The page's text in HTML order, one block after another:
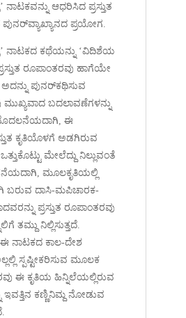
ನಾಟಕವನ್ನು ಆಧರಿಸಿದ ಪ್ರಸ್ತುತ
ಪ್ರಯೋಗ.
ನಾಟಕದ ಕಥೆಯನ್ನು ‘ವಿದಿಶೆಯ
ರೂಪಾಂತರವು ಹಾಗೆಯೇ
ಅದನ್ನು ಪುನರ್‌ಕಥಿಸುವ
ಮುಖ್ಯವಾದ ಬದಲಾವಣೆಗಳನ್ನು
ಈ
ಕೃತಿಯೊಳಗೆ ಅಡಗಿರುವ
ಒತ್ತುಕೊಟ್ಟು ಮೇಲೆದ್ದು ನಿಲ್ಲುವಂತೆ
ಮೂಲಕೃತಿಯಲ್ಲಿ
ಬರುವ ದಾಸಿ-ಮಪಿಚಾರಕ-
ಪ್ರಸ್ತುತ ರೂಪಾಂತರವು
ತಮ್ದು ನಿಲ್ಲಿಸುತ್ತದೆ.
ನಾಟಕದ ಕಾಲ-ದೇಶ
ಸ್ಪಷ್ಟೀಕರಿಸುವ ಮೂಲಕ
ಈ ಕೃತಿಯ ಹಿನ್ನಿಲೆಯಲ್ಲಿರುವ
ಇವತ್ತಿನ ಕಣ್ಣಿನಿಮ್ದ ನೋಡುವ